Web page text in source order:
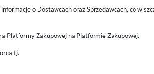
o Dostawcach oraz Sprzedawcach, co w
Platformy Zakupowej na Platformie Zakupowej.
tj.